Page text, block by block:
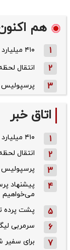
هم
1 ۴۱۰ میلیارد بدهید بازیکن ما پرسپولیسی می‌شود
2 انتقال
3
اتاق خبر
1 ۴۱۰ میلیارد بدهید بازیکن ما پرسپولیسی می‌شود
2 انتقال
3
4
می‌خواهیم
5 پشت پرده
6 سرمربی
7 برای